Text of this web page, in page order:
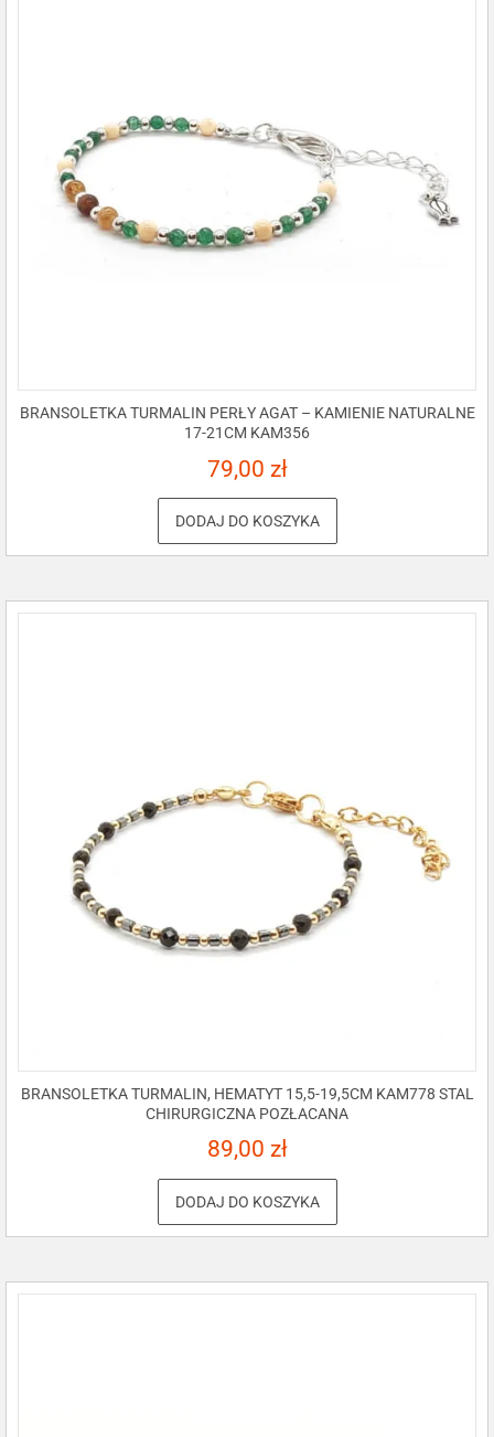
BRANSOLETKA TURMALIN PERŁY AGAT – KAMIENIE NATURALNE
17-21CM KAM356
79,00 zł
DODAJ DO KOSZYKA
BRANSOLETKA TURMALIN, HEMATYT 15,5-19,5CM KAM778 STAL
CHIRURGICZNA POZŁACANA
89,00 zł
DODAJ DO KOSZYKA